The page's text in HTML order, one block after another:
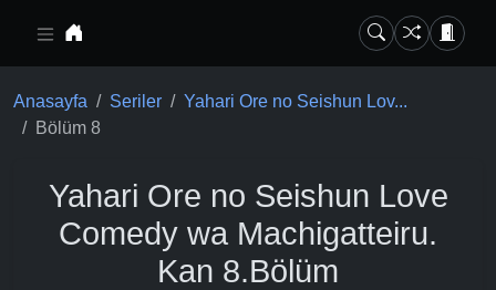
Anasayfa Seriler
Yahari Ore no Seishun Lov...
Bölüm 8
Yahari Ore no Seishun Love
Comedy wa Machigatteiru.
Kan 8.Bölüm